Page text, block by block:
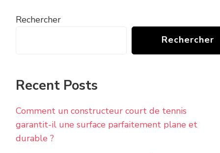
Rechercher
Rechercher
Recent Posts
Comment un constructeur court de tennis
garantit-il une surface parfaitement plane et
durable ?